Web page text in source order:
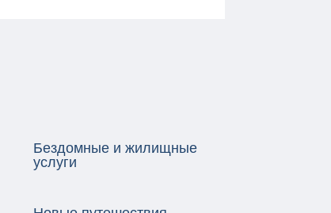
Бездомные и жилищные
услуги